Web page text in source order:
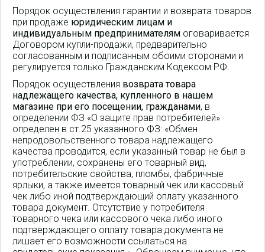
Порядок осуществления гарантии и возврата товаров
при продаже юридическим лицам и
индивидуальным предпринимателям оговаривается
Договором купли-продажи, предварительно
согласованным и подписанным обоими сторонами и
регулируется только Гражданским Кодексом РФ.
Порядок осуществления возврата товара
надлежащего качества, купленного в нашем
магазине при его посещении, гражданами, в
определении ФЗ «О защите прав потребителей»
определен в ст.25 указанного ФЗ: «Обмен
непродовольственного товара надлежащего
качества проводится, если указанный товар не был в
употреблении, сохранены его товарный вид,
потребительские свойства, пломбы, фабричные
ярлыки, а также имеется товарный чек или кассовый
чек либо иной подтверждающий оплату указанного
товара документ. Отсутствие у потребителя
товарного чека или кассового чека либо иного
подтверждающего оплату товара документа не
лишает его возможности ссылаться на